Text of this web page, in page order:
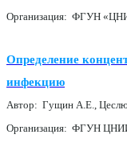
Организация: ФГУН
Определение
инфекцию
Автор: Гущин А.Е.,
Организация: ФГУН ЦНИИ